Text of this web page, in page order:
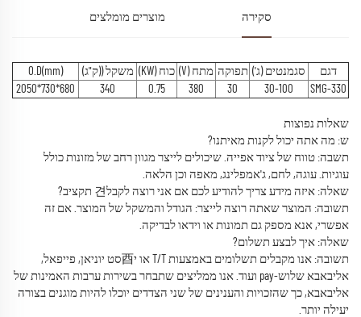
סקירה מוצרים מומלצים
דגם סגמנטים (ג') תפוקה מתח (V) כוח (KW) משקל ((ק"ג)
O.D(mm)
SMG-330
30-100
30
380
0.75
340
680*730*2050
שאלות נפוצות
ש: מה אתה יכול לקנות מאיתנו?
תשבה: טווח של ציוד אפייה. שיכולים לייצר מגוון רחב של מזונות כולל
עוגיות. עוגה, לחם, ג'אמפלינג, מאפה וכן הלאה.
שאלה: איזה מידע צריך להודיע לכם אם אני רוצה לקבל견 תקציב?
תשובה: המוצר שאתה רוצה לייצר: הגודל והמשקל של המוצר. אם זה
אפשרי, אנא מספק גם תמונות או וידאו לבדיקה.
שאלה: איך לבצע תשלום?
תשובה: אנו מקבלים תשלומים באמצעות T/T או י酉סט יוניאן, פייפאל,
אליבאבא שלוש-pay ועוד. אנו ממליצים שתבחר בשירות ערבות האמינות של
אליבאבא, כך שהזכויות והענינים של שני הצדדים יוכלו להיות מוגנים בצורה
יעילה יותר.